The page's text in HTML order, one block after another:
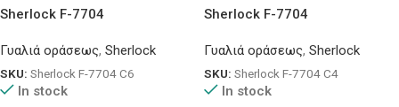
Sherlock F-7704
Γυαλιά οράσεως, Sherlock
SKU: Sherlock F-7704 C6
In stock
Sherlock F-7704
Γυαλιά οράσεως, Sherlock
SKU: Sherlock F-7704 C4
In stock